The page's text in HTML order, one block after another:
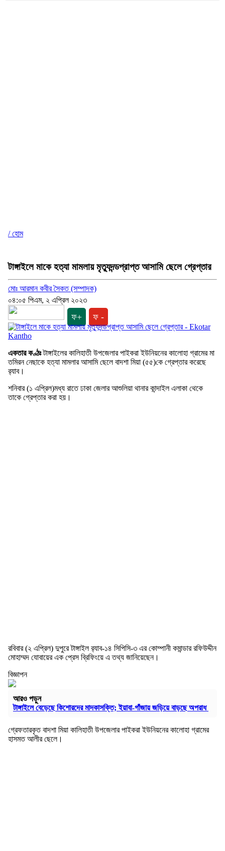
/ হোম
টাঙ্গাইলে মাকে হত্যা মামলায় মৃত্যুদন্ডপ্রাপ্ত আসামি ছেলে গ্রেপ্তার
মোঃ আরমান কবীর সৈকত (সম্পাদক)
০৪:০৫ পিএম, ২ এপ্রিল ২০২৩
ফ+ ফ -
একতার কণ্ঠঃটাঙ্গাইলের কালিহাতী উপজেলার পাইকরা ইউনিয়নের কালোহা গ্রামের মা
তমিরন নেছাকে হত্যা মামলার আসামি ছেলে বাদশা মিয়া (৫৫)কে গ্রেপ্তার করেছে
র‌্যাব।
শনিবার (১ এপ্রিল)মধ্য রাতে ঢাকা জেলার আশুলিয়া থানার কান্দাইল এলাকা থেকে
তাকে গ্রেপ্তার করা হয়।
রবিবার (২ এপ্রিল) দুপুরে টাঙ্গাইল র‌্যাব-১৪ সিপিসি-৩ এর কোম্পানী কমান্ডার রফিউদ্দীন
মোহাম্মদ যোবায়ের এক প্রেস ব্রিফিংয়ে এ তথ্য জানিয়েছেন।
বিজ্ঞাপন
আরও পড়ুন
টাঙ্গাইলে বেড়েছে কিশোরদের মাদকাসক্তি; ইয়াবা-গাঁজায় জড়িয়ে বাড়ছে অপরাধ
গ্রেফতারকৃত বাদশা মিয়া কালিহাতী উপজেলার পাইকরা ইউনিয়নের কালোহা গ্রামের
হাসমত আলীর ছেলে।